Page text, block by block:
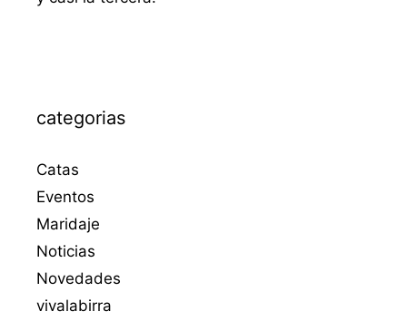
categorias
Catas
Eventos
Maridaje
Noticias
Novedades
vivalabirra